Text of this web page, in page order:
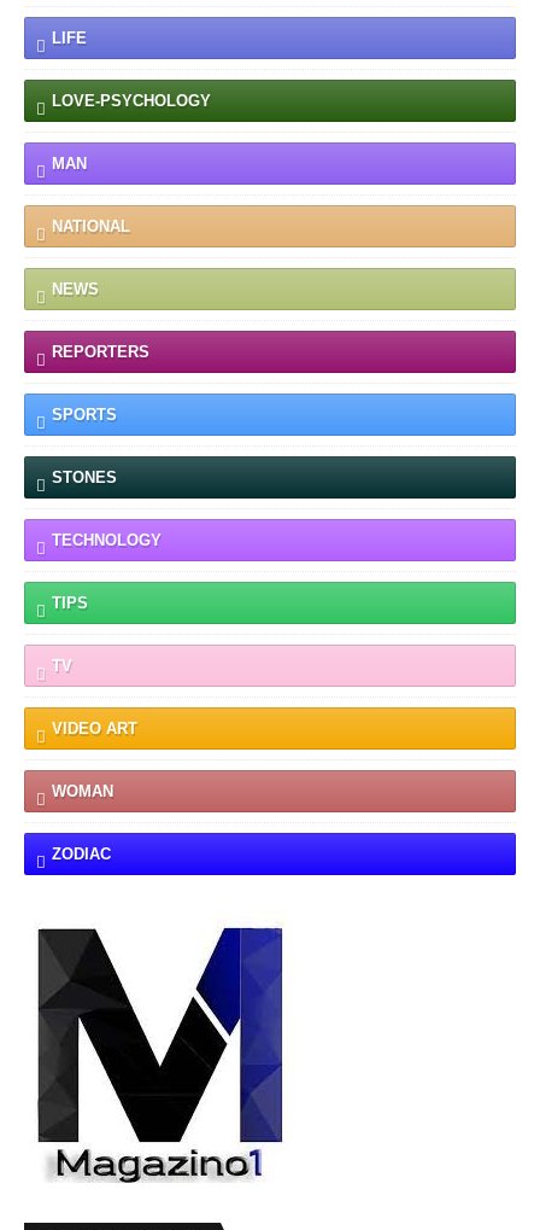
LIFE
LOVE-PSYCHOLOGY
MAN
NATIONAL
NEWS
REPORTERS
SPORTS
STONES
TECHNOLOGY
TIPS
TV
VIDEO ART
WOMAN
ZODIAC